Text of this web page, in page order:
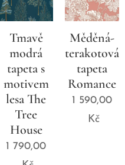
Tmavě
modrá
tapeta s
motivem
lesa The
Tree
House
1 790,00
Měděná-
terakotová
tapeta
Romance
1 590,00
Kč